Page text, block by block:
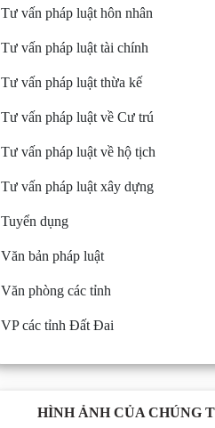
Tư vấn pháp luật hôn nhân
Tư vấn pháp luật tài chính
Tư vấn pháp luật thừa kế
Tư vấn pháp luật về Cư trú
Tư vấn pháp luật về hộ tịch
Tư vấn pháp luật xây dựng
Tuyển dụng
Văn bản pháp luật
Văn phòng các tỉnh
VP các tỉnh Đất Đai
HÌNH ẢNH CỦA CHÚNG